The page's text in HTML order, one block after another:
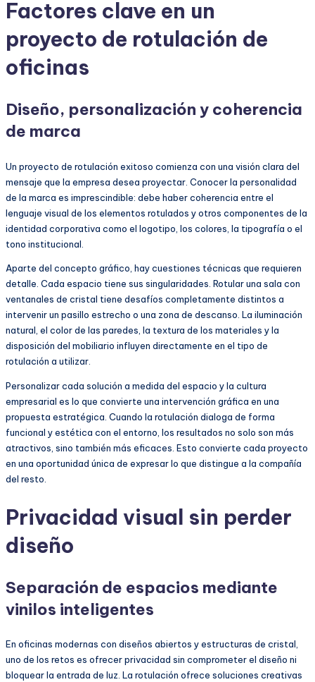
Factores clave en un
proyecto de rotulación de
oficinas
Diseño, personalización y coherencia
de marca
Un proyecto de rotulación exitoso comienza con una visión clara del
mensaje que la empresa desea proyectar. Conocer la personalidad
de la marca es imprescindible: debe haber coherencia entre el
lenguaje visual de los elementos rotulados y otros componentes de la
identidad corporativa como el logotipo, los colores, la tipografía o el
tono institucional.
Aparte del concepto gráfico, hay cuestiones técnicas que requieren
detalle. Cada espacio tiene sus singularidades. Rotular una sala con
ventanales de cristal tiene desafíos completamente distintos a
intervenir un pasillo estrecho o una zona de descanso. La iluminación
natural, el color de las paredes, la textura de los materiales y la
disposición del mobiliario influyen directamente en el tipo de
rotulación a utilizar.
Personalizar cada solución a medida del espacio y la cultura
empresarial es lo que convierte una intervención gráfica en una
propuesta estratégica. Cuando la rotulación dialoga de forma
funcional y estética con el entorno, los resultados no solo son más
atractivos, sino también más eficaces. Esto convierte cada proyecto
en una oportunidad única de expresar lo que distingue a la compañía
del resto.
Privacidad visual sin perder
diseño
Separación de espacios mediante
vinilos inteligentes
En oficinas modernas con diseños abiertos y estructuras de cristal,
uno de los retos es ofrecer privacidad sin comprometer el diseño ni
bloquear la entrada de luz. La rotulación ofrece soluciones creativas